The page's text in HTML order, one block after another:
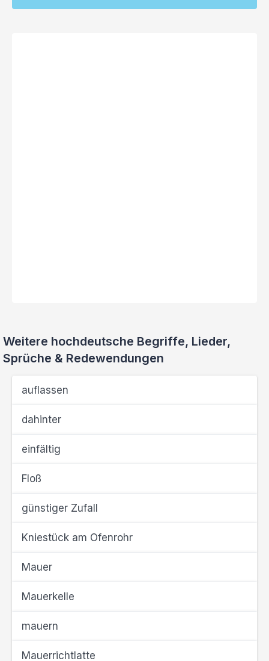
Weitere hochdeutsche Begriffe, Lieder,
Sprüche & Redewendungen
auflassen
dahinter
einfältig
Floß
günstiger Zufall
Kniestück am Ofenrohr
Mauer
Mauerkelle
mauern
Mauerrichtlatte